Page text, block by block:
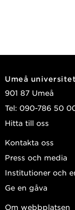
Umeå universitet
901 87 Umeå
Tel: 090-786 50
Hitta till oss
Kontakta oss
Press och media
Institutioner och
Ge en gåva
Om webbplatsen